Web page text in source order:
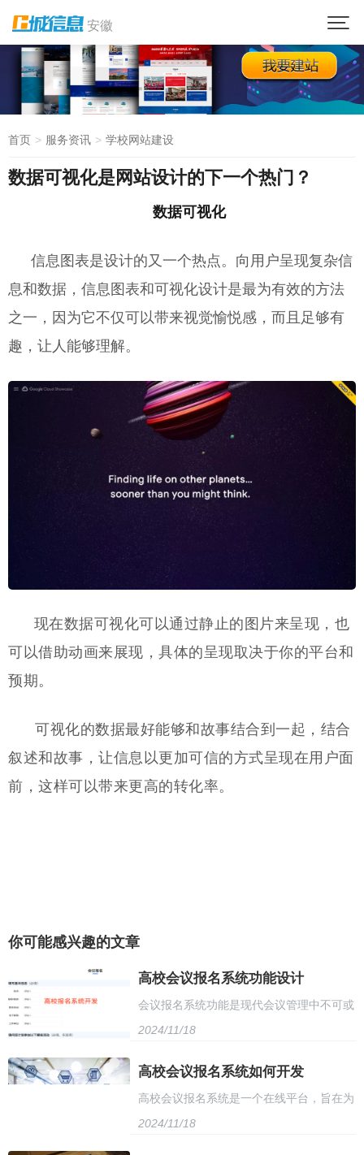
安徽
首页 服务资讯 学校网站建设
数据可视化是网站设计的下一个热门？
数据可视化
信息图表是设计的又一个热点。向用户呈现复杂信
息和数据，信息图表和可视化设计是最为有效的方法
之一，因为它不仅可以带来视觉愉悦感，而且足够有
趣，让人能够理解。
现在数据可视化可以通过静止的图片来呈现，也
可以借助动画来展现，具体的呈现取决于你的平台和
预期。
可视化的数据最好能够和故事结合到一起，结合
叙述和故事，让信息以更加可信的方式呈现在用户面
前，这样可以带来更高的转化率。
你可能感兴趣的文章
高校会议报名系统功能设计
会议报名系统功能是现代会议管理中不可或
缺的一部分，它主要服务于参会者的报名、
信息管理和会议组织者的组织协调。首先，
系统应具备用户注册与登录功能，保障用户
2024/11/18
高校会议报名系统如何开发
高校会议报名系统是一个在线平台，旨在为
参与者提供便捷、高效的会议报名服务。该
2024/11/18